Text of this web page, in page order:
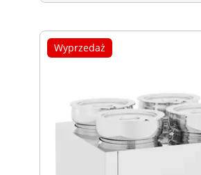
Wyprzedaż